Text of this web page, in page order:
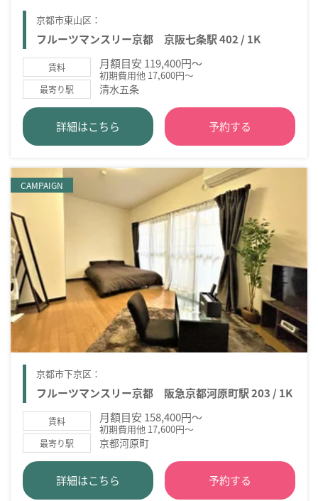
京都市東山区：
フルーツマンスリー京都 京阪七条駅 402 / 1K
賃料 月額目安 119,400円～
初期費用他 17,600円～
最寄り駅 清水五条
詳細はこちら 予約する
CAMPAIGN
京都市下京区：
フルーツマンスリー京都 阪急京都河原町駅 203 / 1K
賃料 月額目安 158,400円～
初期費用他 17,600円～
最寄り駅 京都河原町
詳細はこちら 予約する